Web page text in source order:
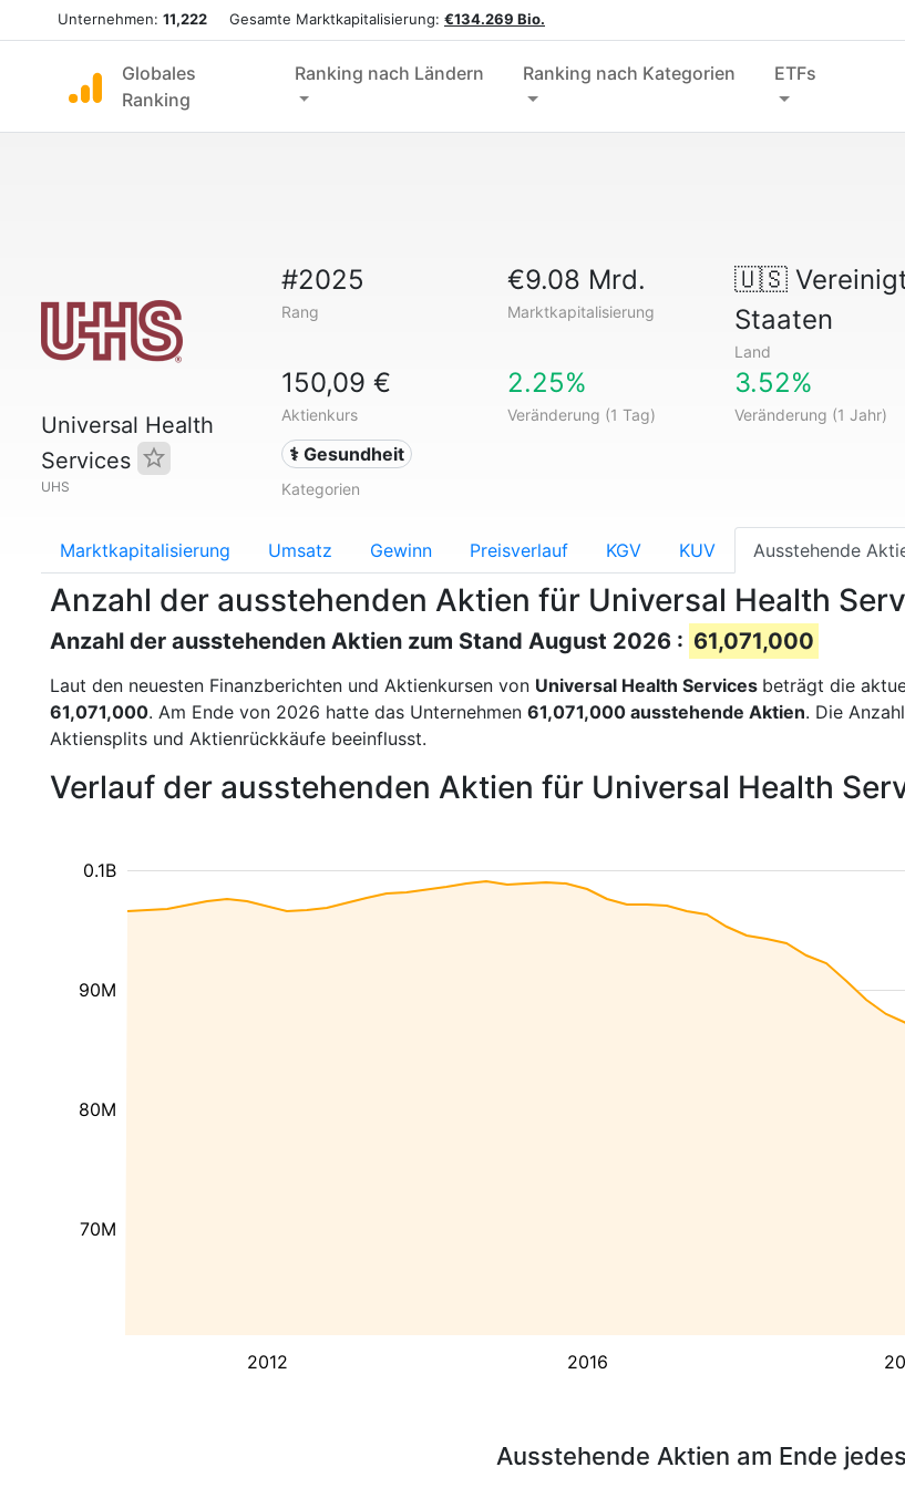
Unternehmen: 11,222 Gesamte Marktkapitalisierung: €134.269 Bio.
Globales
Ranking
Ranking nach Ländern Ranking nach Kategorien ETFs
Universal Health
Services
UHS
#2025
Rang
€9.08 Mrd.
Marktkapitalisierung
🇺🇸
Staaten
Land
150,09 €
Aktienkurs
2.25%
Veränderung (1 Tag)
3.52%
Veränderung (1 Jahr)
⚕️ Gesundheit
Kategorien
Marktkapitalisierung Umsatz Gewinn Preisverlauf KGV KUV Ausstehende
Anzahl der ausstehenden Aktien für Universal Health
Anzahl der ausstehenden Aktien zum Stand August 2026 : 61,071,000
Laut den neuesten Finanzberichten und Aktienkursen von Universal Health Services beträgt die
61,071,000. Am Ende von 2026 hatte das Unternehmen 61,071,000 ausstehende Aktien. Die
Aktiensplits und Aktienrückkäufe beeinflusst.
Verlauf der ausstehenden Aktien für Universal Health
2012 2016
70M
80M
90M
0.1B
Ausstehende Aktien am Ende